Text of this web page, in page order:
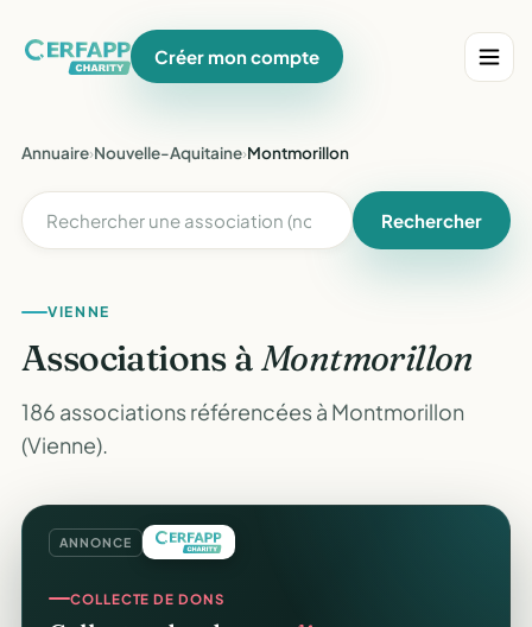
Créer mon compte
Annuaire›Nouvelle-Aquitaine›Montmorillon
Rechercher
VIENNE
Associations àMontmorillon
186 associations référencées à Montmorillon
(Vienne).
ANNONCE
COLLECTE DE DONS